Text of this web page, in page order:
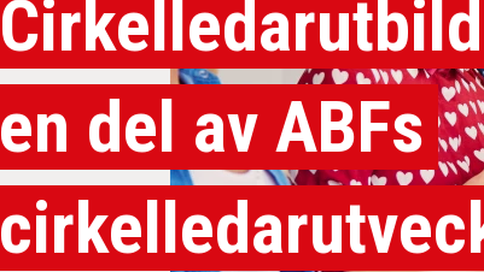
en del av ABFs